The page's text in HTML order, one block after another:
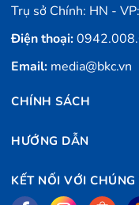
Trụ sở Chính: HN -
Điện thoại:
Email: media@bkc.vn
CHÍNH SÁCH
HƯỚNG DẪN
KẾT NỐI VỚI CHÚNG